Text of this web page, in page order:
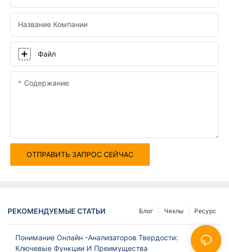
Название Компании
Файл
Содержание
ОТПРАВИТЬ ЗАПРОС СЕЙЧАС
РЕКОМЕНДУЕМЫЕ СТАТЬИ Ресурс
Чехлы
Блог
Понимание Онлайн -анализаторов Твердости:
Ключевые Функции И Преимущества